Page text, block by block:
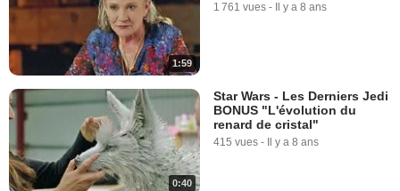
1:59
1 761 vues - Il y a 8 ans
0:40
Star Wars - Les Derniers Jedi
BONUS "L'évolution du
renard de cristal"
415 vues - Il y a 8 ans